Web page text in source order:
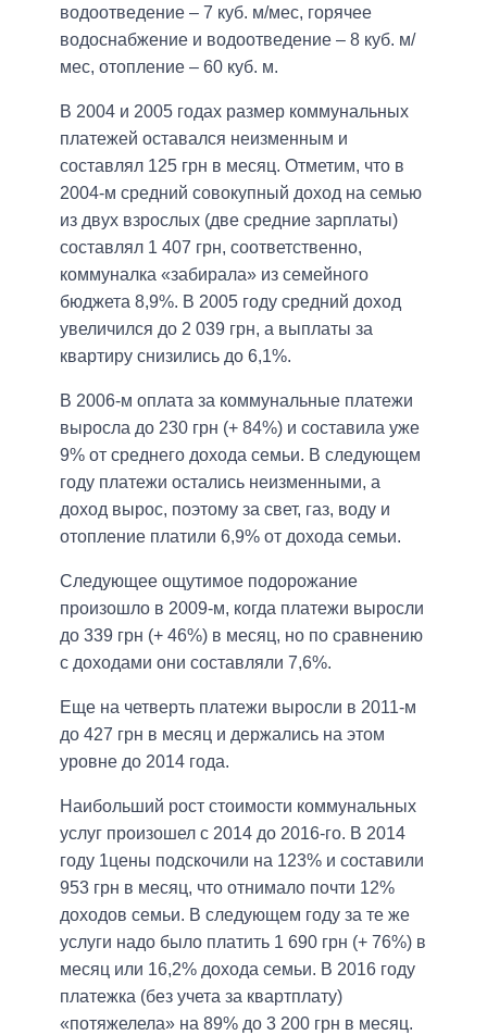
водоотведение – 7 куб. м/мес, горячее
водоснабжение и водоотведение – 8 куб. м/
мес, отопление – 60 куб. м.
В 2004 и 2005 годах размер коммунальных
платежей оставался неизменным и
составлял 125 грн в месяц. Отметим, что в
2004-м средний совокупный доход на семью
из двух взрослых (две средние зарплаты)
составлял 1 407 грн, соответственно,
коммуналка «забирала» из семейного
бюджета 8,9%. В 2005 году средний доход
увеличился до 2 039 грн, а выплаты за
квартиру снизились до 6,1%.
В 2006-м оплата за коммунальные платежи
выросла до 230 грн (+ 84%) и составила уже
9% от среднего дохода семьи. В следующем
году платежи остались неизменными, а
доход вырос, поэтому за свет, газ, воду и
отопление платили 6,9% от дохода семьи.
Следующее ощутимое подорожание
произошло в 2009-м, когда платежи выросли
до 339 грн (+ 46%) в месяц, но по сравнению
с доходами они составляли 7,6%.
Еще на четверть платежи выросли в 2011-м
до 427 грн в месяц и держались на этом
уровне до 2014 года.
Наибольший рост стоимости коммунальных
услуг произошел с 2014 до 2016-го. В 2014
году 1цены подскочили на 123% и составили
953 грн в месяц, что отнимало почти 12%
доходов семьи. В следующем году за те же
услуги надо было платить 1 690 грн (+ 76%) в
месяц или 16,2% дохода семьи. В 2016 году
платежка (без учета за квартплату)
«потяжелела» на 89% до 3 200 грн в месяц.